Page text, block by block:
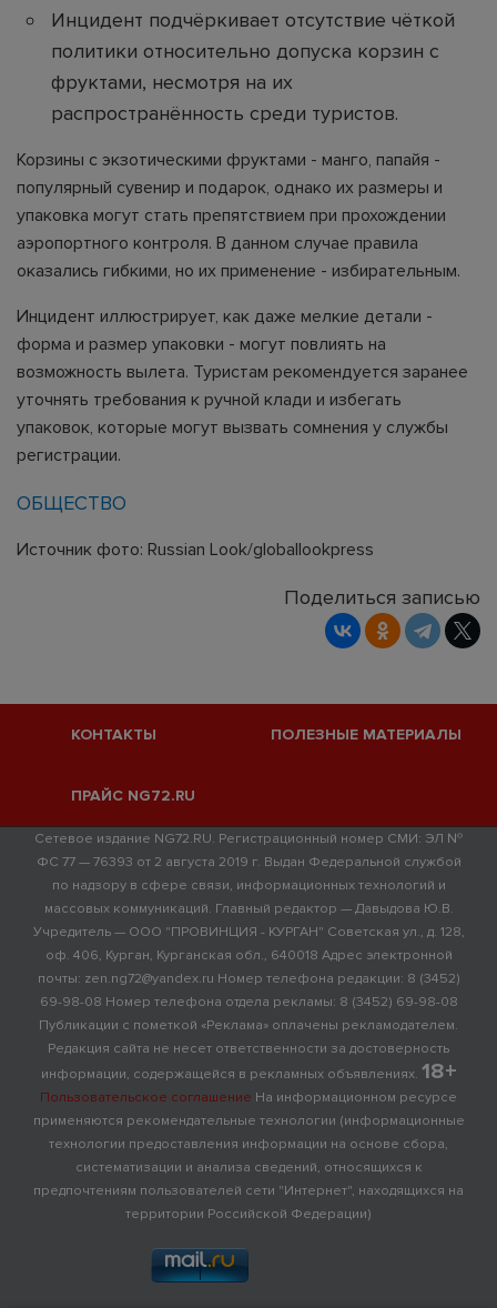
Инцидент подчёркивает отсутствие чёткой
политики относительно допуска корзин с
фруктами, несмотря на их
распространённость среди туристов.
Корзины с экзотическими фруктами - манго, папайя -
популярный сувенир и подарок, однако их размеры и
упаковка могут стать препятствием при прохождении
аэропортного контроля. В данном случае правила
оказались гибкими, но их применение - избирательным.
Инцидент иллюстрирует, как даже мелкие детали -
форма и размер упаковки - могут повлиять на
возможность вылета. Туристам рекомендуется заранее
уточнять требования к ручной клади и избегать
упаковок, которые могут вызвать сомнения у службы
регистрации.
ОБЩЕСТВО
Источник фото: Russian Look/globallookpress
Поделиться записью
КОНТАКТЫ ПОЛЕЗНЫЕ МАТЕРИАЛЫ
ПРАЙС NG72.RU
Сетевое издание NG72.RU. Регистрационный номер СМИ: ЭЛ №
ФС 77 — 76393 от 2 августа 2019 г. Выдан Федеральной службой
по надзору в сфере связи, информационных технологий и
массовых коммуникаций. Главный редактор — Давыдова Ю.В.
Учредитель — ООО "ПРОВИНЦИЯ - КУРГАН" Советская ул., д. 128,
оф. 406, Курган, Курганская обл., 640018 Адрес электронной
почты: zen.ng72@yandex.ru Номер телефона редакции: 8 (3452)
69-98-08 Номер телефона отдела рекламы: 8 (3452) 69-98-08
Публикации с пометкой «Реклама» оплачены рекламодателем.
Редакция сайта не несет ответственности за достоверность
информации, содержащейся в рекламных объявлениях. 18+
Пользовательское соглашение На информационном ресурсе
применяются рекомендательные технологии (информационные
технологии предоставления информации на основе сбора,
систематизации и анализа сведений, относящихся к
предпочтениям пользователей сети "Интернет", находящихся на
территории Российской Федерации)